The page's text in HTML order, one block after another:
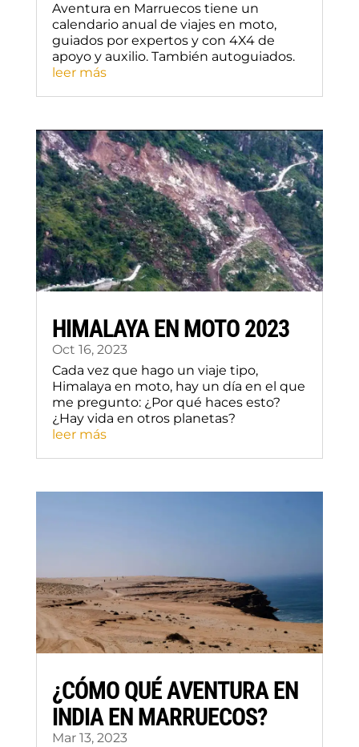
Aventura en Marruecos tiene un
calendario anual de viajes en moto,
guiados por expertos y con 4X4 de
apoyo y auxilio. También autoguiados.
leer más
HIMALAYA EN MOTO 2023
Oct 16, 2023
Cada vez que hago un viaje tipo,
Himalaya en moto, hay un día en el que
me pregunto: ¿Por qué haces esto?
¿Hay vida en otros planetas?
leer más
¿CÓMO QUÉ AVENTURA EN
INDIA EN MARRUECOS?
Mar 13, 2023